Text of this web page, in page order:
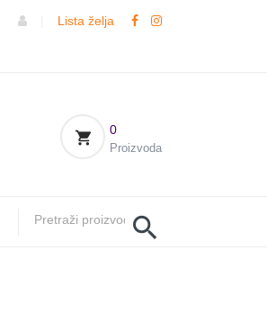
Lista želja
0
Proizvoda